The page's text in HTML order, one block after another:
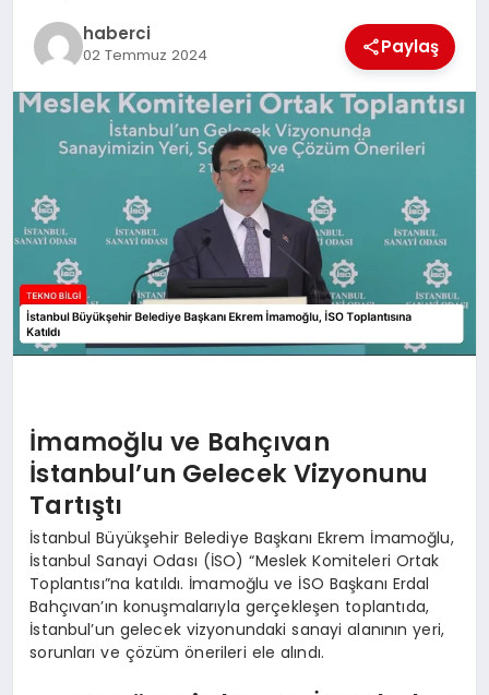
haberci
02 Temmuz 2024 Paylaş
İmamoğlu ve Bahçıvan
İstanbul’un Gelecek Vizyonunu
Tartıştı
İstanbul Büyükşehir Belediye Başkanı Ekrem İmamoğlu,
İstanbul Sanayi Odası (İSO) “Meslek Komiteleri Ortak
Toplantısı”na katıldı. İmamoğlu ve İSO Başkanı Erdal
Bahçıvan’ın konuşmalarıyla gerçekleşen toplantıda,
İstanbul’un gelecek vizyonundaki sanayi alanının yeri,
sorunları ve çözüm önerileri ele alındı.